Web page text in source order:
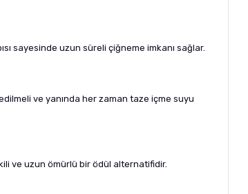
sayesinde uzun süreli çiğneme imkanı sağlar.
ve yanında her zaman taze içme suyu
ve uzun ömürlü bir ödül alternatifidir.